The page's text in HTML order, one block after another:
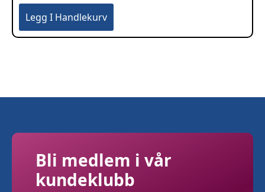
Legg I Handlekurv
Bli medlem i vår
kundeklubb